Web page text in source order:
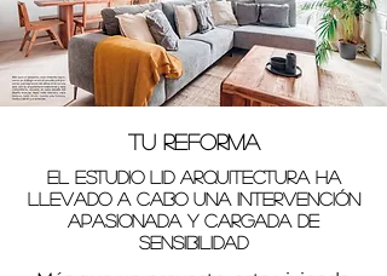
TU REFORMA
El estudio LID Arquitectura ha
llevado a cabo una intervención
apasionada y cargada de
sensibilidad